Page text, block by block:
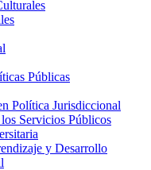
Públicas
Política Jurisdiccional
Servicios Públicos
y Desarrollo